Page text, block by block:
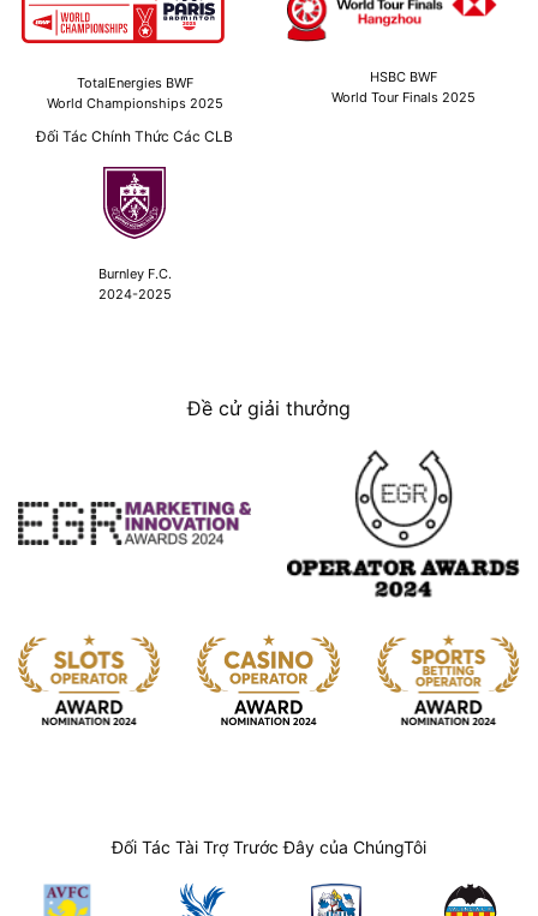
TotalEnergies BWF
World Championships 2025
HSBC BWF
World Tour Finals 2025
Đối Tác Chính Thức Các CLB
Burnley F.C.
2024-2025
Đề cử giải thưởng
Đối Tác Tài Trợ Trước Đây của ChúngTôi